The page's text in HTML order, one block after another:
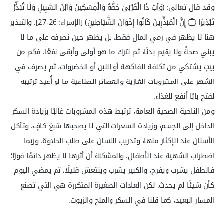
وقد قال تعالى: ﴿وَآتِ ذَا الْقُرْبَىٰ حَقَّهُ وَالْمِسْكِينَ وَابْنَ السَّبِيلِ وَلَا تُبَذِّرْ
تَبْذِيرًا ۝ إِنَّ الْمُبَذِّرِينَ كَانُوا إِخْوَانَ الشَّيَاطِينِ﴾ [الإسراء: 26-27]. والتبذير
هنا لا يظهر في رمي المال فقط، بل يظهر حين نصرفه على ما لا
يبني صحةً ولا يقيم بدنًا، ثم نترك ما هو أولى وأبقى نفعًا. فكم من
بيتٍ يشتكي من تكلفة الفاكهة أو اللبن أو الخضروات، ثم يصرف في
الشهر على المشروبات الغازية والعصائر الصناعية ما لو أُعيد ترتيبه
لفتح بابًا أنفع للغذاء.
ومن الناحية الصحية العامة، ترتبط هذه المشروبات غالبًا بزيادة السكر
الداخل إلى الجسم، وزيادة السعرات التي لا يصحبها شبعٌ كافٍ، وتآكل
الأسنان عند الإكثار منها، وتدريب اللسان على طلب الحلاوة، وربما
اضطراب الشهية عند الأطفال. والمشكلة أن أثرها لا يظهر دائمًا فورًا؛
فالطفل يشرب ويفرح، والكبير يشرب وينتعش قليلًا، ثم يمضي اليوم
كأن شيئًا لم يحدث. لكن العادات الصغيرة المتكررة هي التي تصنع
المسار البعيد، كما قلنا في السكر والملح والزيوت.